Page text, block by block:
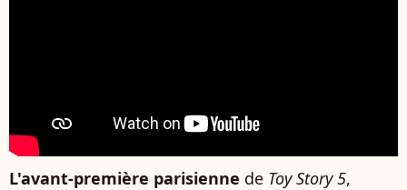
L'avant-première parisienne de Toy Story 5,